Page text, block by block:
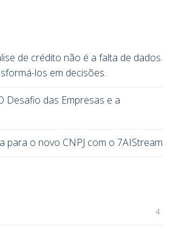
de crédito não é a falta de dados.
los em decisões.
Desafio das Empresas e a
para o novo CNPJ com o 7AIStream
4